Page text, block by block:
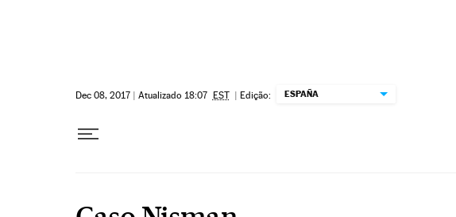
Dec 08, 2017 | Atualizado 18:07 EST | Edição: ESPAÑA